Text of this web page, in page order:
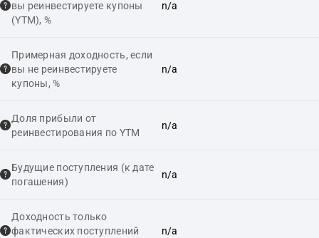
вы реинвестируете купоны
(YTM), %
n/a
Примерная доходность, если
вы не реинвестируете
купоны, %
n/a
Доля прибыли от
реинвестирования по YTM
n/a
Будущие поступления (к дате
погашения)
n/a
Доходность только
фактических поступлений
n/a